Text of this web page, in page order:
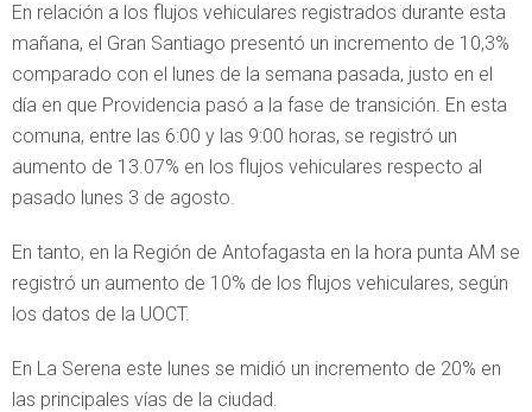
En relación a los flujos vehiculares registrados durante esta
mañana, el Gran Santiago presentó un incremento de 10,3%
comparado con el lunes de la semana pasada, justo en el
día en que Providencia pasó a la fase de transición. En esta
comuna, entre las 6:00 y las 9:00 horas, se registró un
aumento de 13.07% en los flujos vehiculares respecto al
pasado lunes 3 de agosto.
En tanto, en la Región de Antofagasta en la hora punta AM se
registró un aumento de 10% de los flujos vehiculares, según
los datos de la UOCT.
En La Serena este lunes se midió un incremento de 20% en
las principales vías de la ciudad.